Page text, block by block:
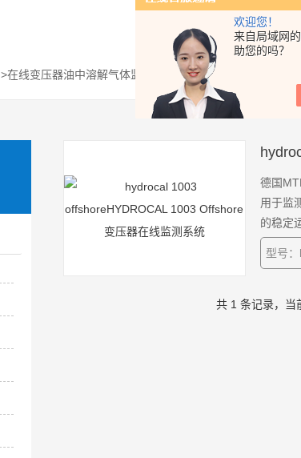
欢迎您！
来自局域网
助您的吗？
>在线变压器油中溶解气体监测装置
德国
用于监
的稳定
型号
共 1 条记录，